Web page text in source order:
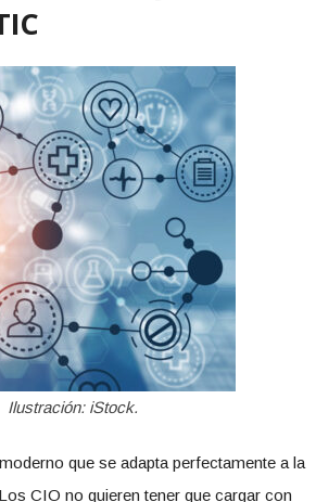
Ilustración: iStock.
que se adapta perfectamente a la
CIO no quieren tener que cargar con